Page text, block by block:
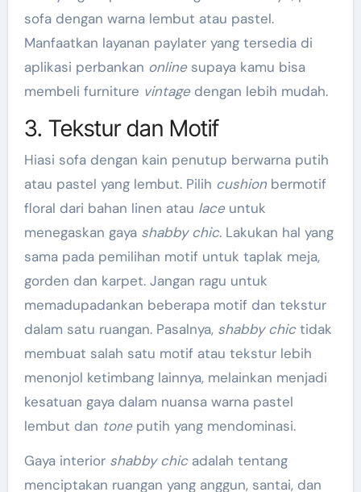
sofa dengan warna lembut atau pastel.
Manfaatkan layanan paylater yang tersedia di
aplikasi perbankan onlinesupaya kamu bisa
membeli furniture vintage dengan lebih mudah.
3. Tekstur dan Motif
Hiasi sofa dengan kain penutup berwarna putih
atau pastel yang lembut. Pilih cushion bermotif
floral dari bahan linen atau laceuntuk
menegaskan gaya shabby chic. Lakukan hal yang
sama pada pemilihan motif untuk taplak meja,
gorden dan karpet. Jangan ragu untuk
memadupadankan beberapa motif dan tekstur
dalam satu ruangan. Pasalnya, shabby chictidak
membuat salah satu motif atau tekstur lebih
menonjol ketimbang lainnya, melainkan menjadi
kesatuan gaya dalam nuansa warna pastel
lembut dan tone putih yang mendominasi.
Gaya interiorshabby chic adalah tentang
menciptakan ruangan yang anggun, santai, dan